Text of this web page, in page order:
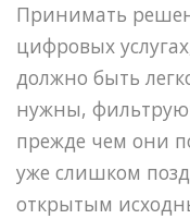
Принимать
цифровых
должно быть
нужны,
прежде чем они
уже слишком
открытым